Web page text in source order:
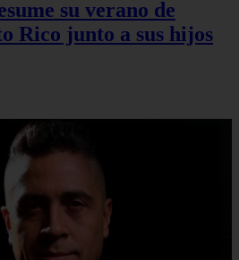
su verano de
Rico junto a sus hijos